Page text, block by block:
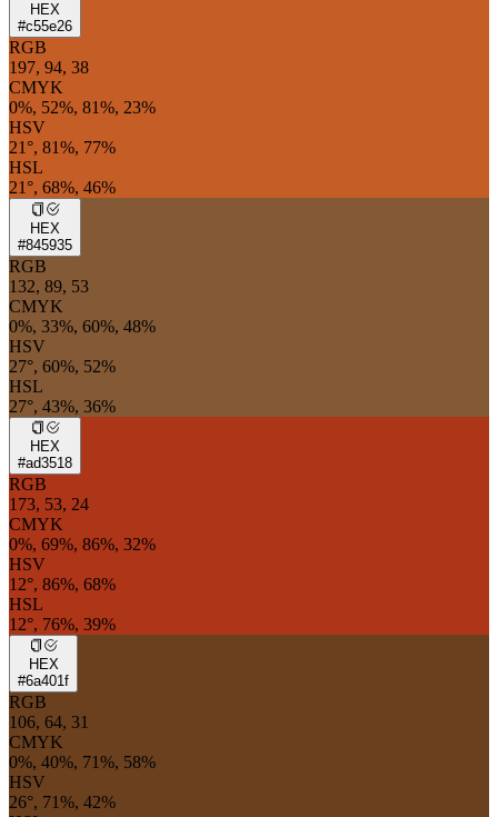
HEX
#c55e26
RGB
197, 94, 38
CMYK
0%, 52%, 81%, 23%
HSV
21°, 81%, 77%
HSL
21°, 68%, 46%
HEX
#845935
RGB
132, 89, 53
CMYK
0%, 33%, 60%, 48%
HSV
27°, 60%, 52%
HSL
27°, 43%, 36%
HEX
#ad3518
RGB
173, 53, 24
CMYK
0%, 69%, 86%, 32%
HSV
12°, 86%, 68%
HSL
12°, 76%, 39%
HEX
#6a401f
RGB
106, 64, 31
CMYK
0%, 40%, 71%, 58%
HSV
26°, 71%, 42%